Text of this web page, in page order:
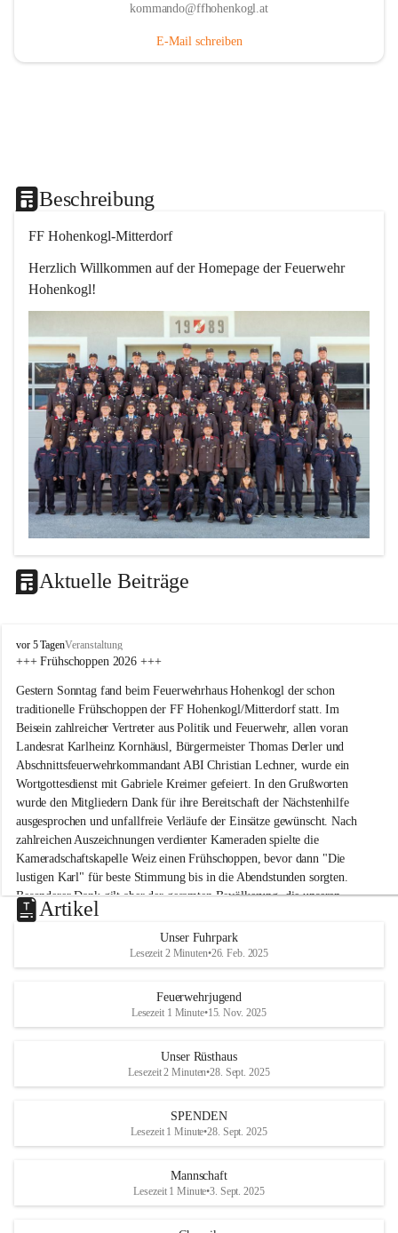
kommando@ffhohenkogl.at
E-Mail schreiben
Beschreibung
FF Hohenkogl-Mitterdorf
Herzlich Willkommen auf der Homepage der Feuerwehr
Hohenkogl!
Aktuelle Beiträge
F
F
o
h
e
n
k
o
g
l
-
M
i
t
t
e
r
r
vor 5 TagenVeranstaltung
+++ Frühschoppen 2026 +++
Gestern Sonntag fand beim Feuerwehrhaus Hohenkogl der schon
traditionelle Frühschoppen der FF Hohenkogl/Mitterdorf statt. Im
Beisein zahlreicher Vertreter aus Politik und Feuerwehr, allen voran
Landesrat Karlheinz Kornhäusl, Bürgermeister Thomas Derler und
Abschnittsfeuerwehrkommandant ABI Christian Lechner, wurde ein
Wortgottesdienst mit Gabriele Kreimer gefeiert. In den Grußworten
wurde den Mitgliedern Dank für ihre Bereitschaft der Nächstenhilfe
ausgesprochen und unfallfreie Verläufe der Einsätze gewünscht. Nach
zahlreichen Auszeichnungen verdienter Kameraden spielte die
Kameradschaftskapelle Weiz einen Frühschoppen, bevor dann "Die
lustigen Karl" für beste Stimmung bis in die Abendstunden sorgten.
Besonderer Dank gilt aber der gesamten Bevölkerung, die unseren
Frühschoppen trotz hochsommerlichen Temperaturen besuchte. Der
Reinerlös des Festes kommt natürlich wieder der Verbesserung der
Ausrüstung und somit der Einsatzbereitschaft der FF
Hohenkogl/Mitterdorf zugute!
HERZLICHEN DANK FÜR IHREN BESUCH!
Artikel
Unser Fuhrpark
Lesezeit 2 Minuten•26. Feb. 2025
Feuerwehrjugend
Lesezeit 1 Minute•15. Nov. 2025
Unser Rüsthaus
Lesezeit 2 Minuten•28. Sept. 2025
SPENDEN
Lesezeit 1 Minute•28. Sept. 2025
Mannschaft
Lesezeit 1 Minute•3. Sept. 2025